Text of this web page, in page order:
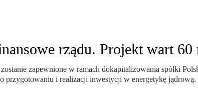
rządu. Projekt wart 60
zapewnione w ramach dokapitalizowania spółki
i realizacji inwestycji w energetykę jądrową.